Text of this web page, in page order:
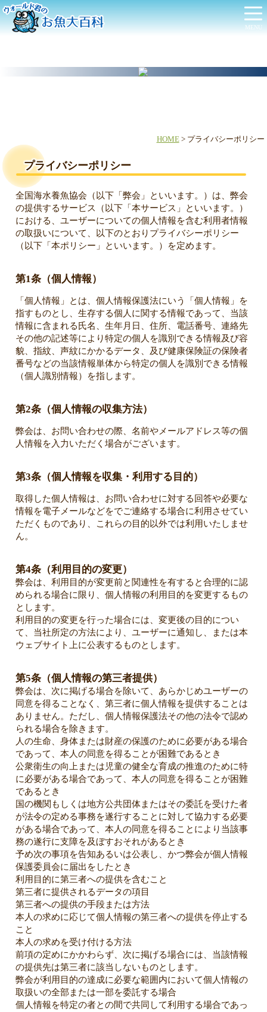
HOME> プライバシーポリシー
プライバシーポリシー
全国海水養魚協会（以下「弊会」といいます。）は、弊会
の提供するサービス（以下「本サービス」といいます。）
における、ユーザーについての個人情報を含む利用者情報
の取扱いについて、以下のとおりプライバシーポリシー
（以下「本ポリシー」といいます。）を定めます。
第1条（個人情報）
「個人情報」とは、個人情報保護法にいう「個人情報」を
指すものとし、生存する個人に関する情報であって、当該
情報に含まれる氏名、生年月日、住所、電話番号、連絡先
その他の記述等により特定の個人を識別できる情報及び容
貌、指紋、声紋にかかるデータ、及び健康保険証の保険者
番号などの当該情報単体から特定の個人を識別できる情報
（個人識別情報）を指します。
第2条（個人情報の収集方法）
弊会は、お問い合わせの際、名前やメールアドレス等の個
人情報を入力いただく場合がございます。
第3条（個人情報を収集・利用する目的）
取得した個人情報は、お問い合わせに対する回答や必要な
情報を電子メールなどをでご連絡する場合に利用させてい
ただくものであり、これらの目的以外では利用いたしませ
ん。
第4条（利用目的の変更）
弊会は、利用目的が変更前と関連性を有すると合理的に認
められる場合に限り、個人情報の利用目的を変更するもの
とします。
利用目的の変更を行った場合には、変更後の目的につい
て、当社所定の方法により、ユーザーに通知し、または本
ウェブサイト上に公表するものとします。
第5条（個人情報の第三者提供）
弊会は、次に掲げる場合を除いて、あらかじめユーザーの
同意を得ることなく、第三者に個人情報を提供することは
ありません。ただし、個人情報保護法その他の法令で認め
られる場合を除きます。
人の生命、身体または財産の保護のために必要がある場合
であって、本人の同意を得ることが困難であるとき
公衆衛生の向上または児童の健全な育成の推進のために特
に必要がある場合であって、本人の同意を得ることが困難
であるとき
国の機関もしくは地方公共団体またはその委託を受けた者
が法令の定める事務を遂行することに対して協力する必要
がある場合であって、本人の同意を得ることにより当該事
務の遂行に支障を及ぼすおそれがあるとき
予め次の事項を告知あるいは公表し、かつ弊会が個人情報
保護委員会に届出をしたとき
利用目的に第三者への提供を含むこと
第三者に提供されるデータの項目
第三者への提供の手段または方法
本人の求めに応じて個人情報の第三者への提供を停止する
こと
本人の求めを受け付ける方法
前項の定めにかかわらず、次に掲げる場合には、当該情報
の提供先は第三者に該当しないものとします。
弊会が利用目的の達成に必要な範囲内において個人情報の
取扱いの全部または一部を委託する場合
個人情報を特定の者との間で共同して利用する場合であっ